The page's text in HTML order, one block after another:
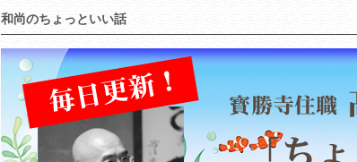
和尚のちょっといい話